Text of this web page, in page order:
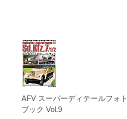
AFV スーパーディテールフォト
ブック Vol.9